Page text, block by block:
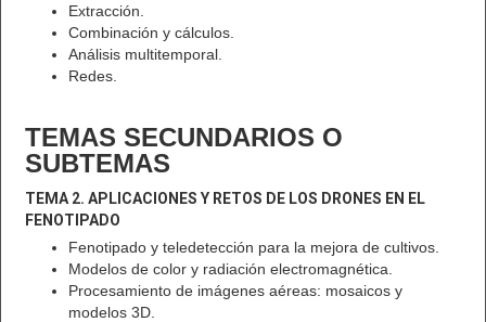
Extracción.
Combinación y cálculos.
Análisis multitemporal.
Redes.
TEMAS SECUNDARIOS O
SUBTEMAS
TEMA 2. APLICACIONES Y RETOS DE LOS DRONES EN EL
FENOTIPADO
Fenotipado y teledetección para la mejora de cultivos.
Modelos de color y radiación electromagnética.
Procesamiento de imágenes aéreas: mosaicos y
modelos 3D.